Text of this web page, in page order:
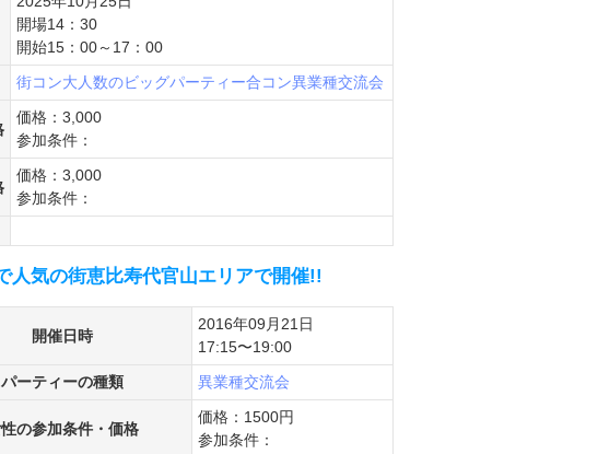
開場14：30
開始15：00～17：00
街コン大人数のビッグパーティー合コン異業種交流会
価格：3,000
参加条件：
価格：3,000
参加条件：
人気の街恵比寿代官山エリアで開催!!
開催日時
2016年09月21日
17:15〜19:00
パーティーの種類
異業種交流会
の参加条件・価格
価格：1500円
参加条件：